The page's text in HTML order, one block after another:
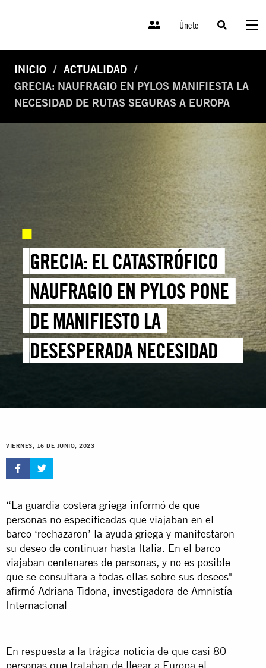
Únete
INICIO
ACTUALIDAD
GRECIA: NAUFRAGIO EN PYLOS MANIFIESTA LA
NECESIDAD DE RUTAS SEGURAS A EUROPA
GRECIA: EL CATASTRÓFICO
NAUFRAGIO EN PYLOS PONE
DE MANIFIESTO LA
DESESPERADA NECESIDAD DE
EUROPA
VIERNES, 16 DE JUNIO, 2023
“La guardia costera griega informó de que
personas no especificadas que viajaban en el
barco ‘rechazaron’ la ayuda griega y manifestaron
su deseo de continuar hasta Italia. En el barco
viajaban centenares de personas, y no es posible
que se consultara a todas ellas sobre sus deseos"
afirmó Adriana Tidona, investigadora de Amnistía
Internacional
En respuesta a la trágica noticia de que casi 80
personas que trataban de llegar a Europa el